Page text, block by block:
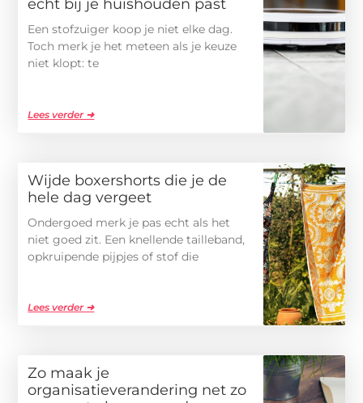
echt bij je huishouden past
Een stofzuiger koop je niet elke dag.
Toch merk je het meteen als je keuze
niet klopt: te
Lees verder ➜
Wijde boxershorts die je de
hele dag vergeet
Ondergoed merk je pas echt als het
niet goed zit. Een knellende tailleband,
opkruipende pijpjes of stof die
Lees verder ➜
Zo maak je
organisatieverandering net zo